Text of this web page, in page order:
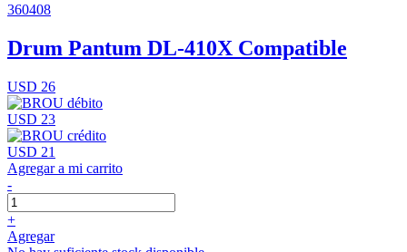
360408
Drum Pantum DL-410X Compatible
USD 26
USD 23
USD 21
Agregar a mi carrito
-
+
Agregar